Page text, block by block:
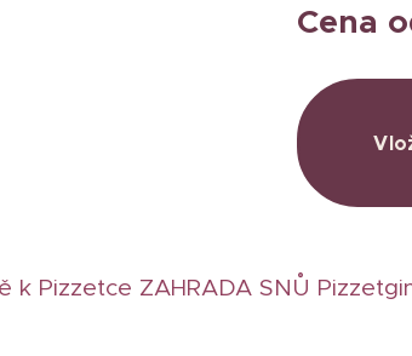
Cena
k Pizzetce ZAHRADA SNŮ